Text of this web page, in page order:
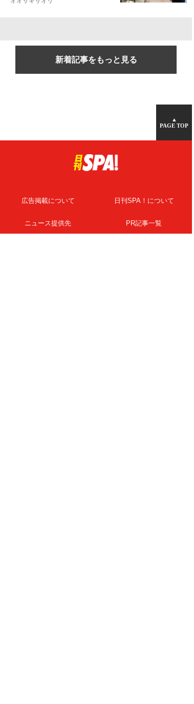
新着記事をもっと見る
▲
PAGE TOP
広告掲載について 日刊SPA！について
ニュース提供先 PR記事一覧